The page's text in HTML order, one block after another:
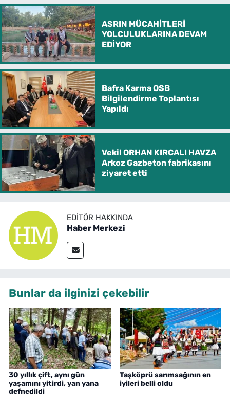
ASRIN MÜCAHİTLERİ
YOLCULUKLARINA DEVAM
EDİYOR
Bafra Karma OSB
Bilgilendirme Toplantısı
Yapıldı
Vekil ORHAN KIRCALI HAVZA
Arkoz Gazbeton fabrikasını
ziyaret etti
EDITÖR HAKKINDA
Haber Merkezi
Bunlar da ilginizi çekebilir
30 yıllık çift, aynı gün
yaşamını yitirdi, yan yana
defnedildi
Taşköprü sarımsağının en
iyileri belli oldu